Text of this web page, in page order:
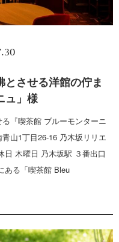
とさせる洋館の佇ま
ュ」様
『喫茶館 ブルーモンターニ
山1丁目26-16 乃木坂リリエ
日 木曜日 乃木坂駅 ３番出口
ある「喫茶館 Bleu